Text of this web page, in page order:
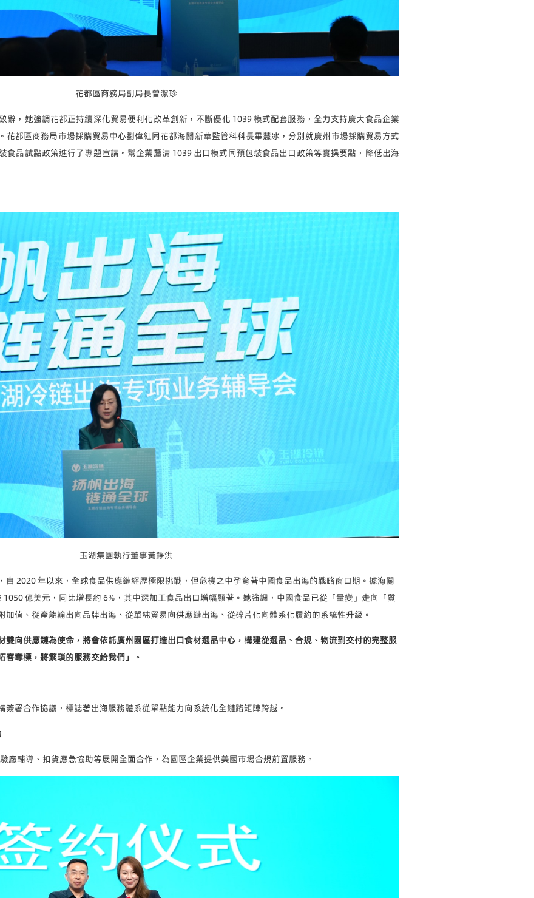
花都區商務局副局長曾潔珍
辭，她強調花都正持續深化貿易便利化改革創新，不斷優化 1039 模式配套服務，全力支持廣大食品企業
花都區商務局市場採購貿易中心劉偉紅同花都海關新華監管科科長畢慧冰，分別就廣州市場採購貿易方式
食品試點政策進行了專題宣講。幫企業釐清 1039 出口模式同預包裝食品出口政策等實操要點，降低出海
玉湖集團執行董事黃錚洪
自 2020 年以來，全球食品供應鏈經歷極限挑戰，但危機之中孕育著中國食品出海的戰略窗口期。據海關
億美元，同比增長約 6%，其中深加工食品出口增幅顯著。她強調，中國食品已從「量變」走向「質
值、從產能輸出向品牌出海、從單純貿易向供應鏈出海、從碎片化向體系化履約的系統性升級。
雙向供應鏈為使命，將會依託廣州園區打造出口食材選品中心，構建從選品、合規、物流到交付的完整服
奪標，將繁瑣的服務交給我們」。
署合作協議，標誌著出海服務體系從單點能力向系統化全鏈路矩陣跨越。
廠輔導、扣貨應急協助等展開全面合作，為園區企業提供美國市場合規前置服務。